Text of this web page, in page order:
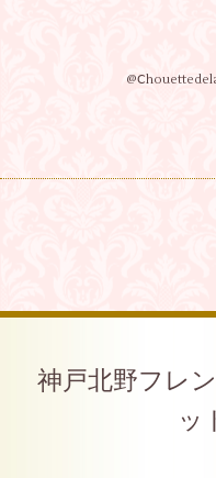
神戸北野フレ
ッ